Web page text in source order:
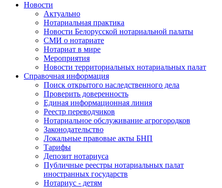
Новости
Актуально
Нотариальная практика
Новости Белорусской нотариальной палаты
СМИ о нотариате
Нотариат в мире
Мероприятия
Новости территориальных нотариальных палат
Справочная информация
Поиск открытого наследственного дела
Проверить доверенность
Единая информационная линия
Реестр переводчиков
Нотариальное обслуживание агрогородков
Законодательство
Локальные правовые акты БНП
Тарифы
Депозит нотариуса
Публичные реестры нотариальных палат
иностранных государств
Нотариус - детям